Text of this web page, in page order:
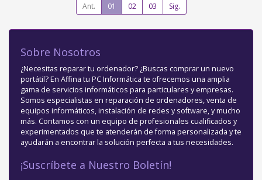
Ant. 01 02 03 Sig.
Sobre Nosotros
¿Necesitas reparar tu ordenador? ¿Buscas comprar un nuevo
portátil? En Affina tu PC Informática te ofrecemos una amplia
gama de servicios informáticos para particulares y empresas.
Somos especialistas en reparación de ordenadores, venta de
equipos informáticos, instalación de redes y software, y mucho
más. Contamos con un equipo de profesionales cualificados y
experimentados que te atenderán de forma personalizada y te
ayudarán a encontrar la solución perfecta a tus necesidades.
¡Suscríbete a Nuestro Boletín!